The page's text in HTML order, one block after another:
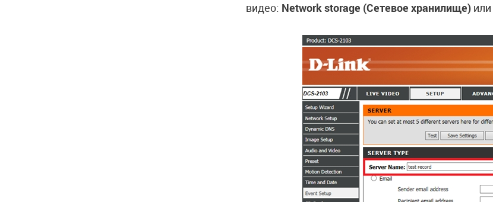
видео: Network storage (Сетевое хранилище) или